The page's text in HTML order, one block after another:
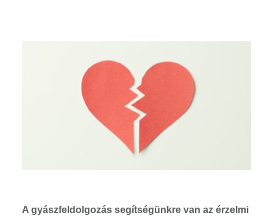
A gyászfeldolgozás segítségünkre van az érzelmi